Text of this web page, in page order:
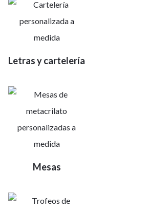
Letras y cartelería
Mesas